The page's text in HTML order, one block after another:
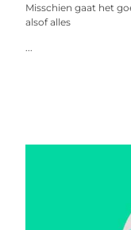
Misschien gaat het
alsof alles
...